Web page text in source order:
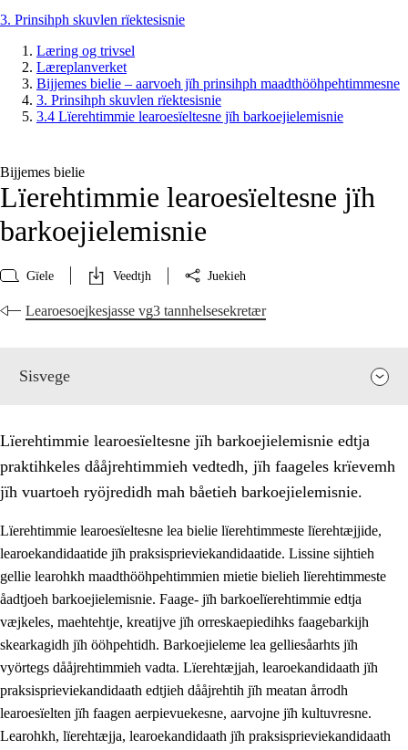
3. Prinsihph skuvlen rïektesisnie
Læring og trivsel
Læreplanverket
Bijjemes bielie – aarvoeh jïh prinsihph maadthööhpehtimmesne
3. Prinsihph skuvlen rïektesisnie
3.4 Lïerehtimmie learoesïeltesne jïh barkoejielemisnie
Bijjemes bielie
Lïerehtimmie learoesïeltesne jïh
barkoejielemisnie
Gïele Veedtjh Juekieh
Learoesoejkesjasse vg3 tannhelsesekretær
Sisvege
3. Prinsihph skuvlen rïektesisnie
Lïerehtimmie learoesïeltesne jïh barkoejielemisnie edtja
praktihkeles dååjrehtimmieh vedtedh, jïh faageles krïevemh
jïh vuartoeh ryöjredidh mah båetieh barkoejielemisnie.
Lïerehtimmie learoesïeltesne lea bielie lïerehtimmeste lïerehtæjjide,
learoekandidaatide jïh praksisprieviekandidaatide. Lissine sijhtieh
gellie learohkh maadthööhpehtimmien mietie bielieh lïerehtimmeste
åadtjoeh barkoejielemisnie. Faage- jïh barkoelïerehtimmie edtja
væjkeles, maehtehtje, kreatijve jïh orreskaepiedihks faagebarkijh
skearkagidh jïh ööhpehtidh. Barkoejieleme lea gelliesåarhts jïh
vyörtegs dååjrehtimmieh vadta. Lïerehtæjjah, learoekandidaath jïh
praksisprieviekandidaath edtjieh dååjrehtih jïh meatan årrodh
learoesïelten jïh faagen aerpievuekesne, aarvojne jïh kultuvresne.
Learohkh, lïerehtæjja, learoekandidaath jïh praksisprieviekandidaath